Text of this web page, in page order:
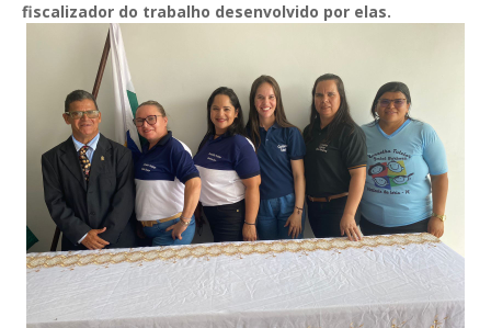
fiscalizador do trabalho desenvolvido por elas.